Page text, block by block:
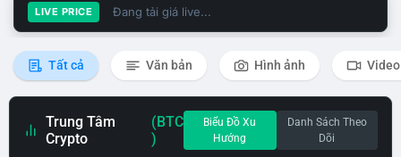
LIVE PRICE Đang tải giá live...
Tất cả Văn bản Hình ảnh Video
Trung Tâm
Crypto
(BTC
)
Biểu Đồ Xu
Hướng
Danh Sách Theo
Dõi